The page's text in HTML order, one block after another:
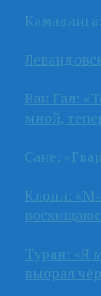
Ван Гал:
мной,
Сане:
Клопп:
Туран: «Я
выбрал